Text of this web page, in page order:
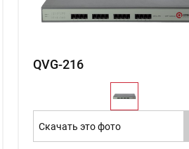
QVG-216
Скачать это фото